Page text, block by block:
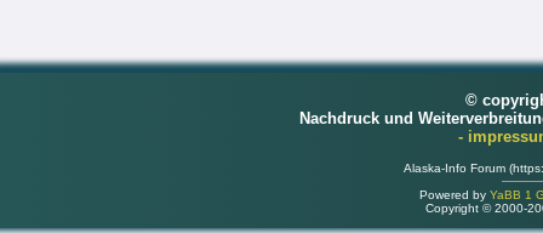
©
Nachdruck und
-
Alaska-Info Forum
Powered by YaBB 1
Copyright © 2000-